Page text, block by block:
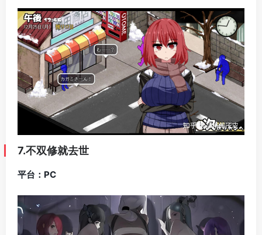
7.不双修就去世
平台：PC